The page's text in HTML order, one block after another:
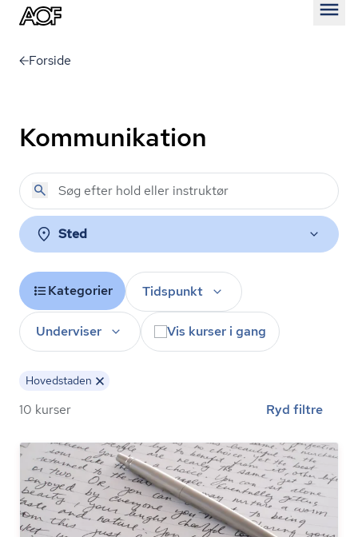
Forside
Kommunikation
Sted
Kategorier Tidspunkt
Underviser Vis kurser i gang
Hovedstaden
10 kurser Ryd filtre